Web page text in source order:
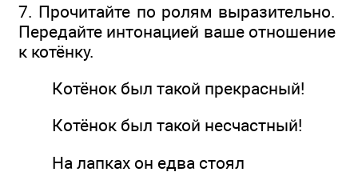
7. Прочитайте по ролям выразительно.
Передайте интонацией ваше отношение
к котёнку.
Котёнок был такой прекрасный!
Котёнок был такой несчастный!
На лапках он едва стоял